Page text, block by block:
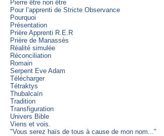
Pierre être non être
Pour l’apprenti de Stricte Observance
Pourquoi
Présentation
Prière Apprenti R.E.R
Prière de Manassès
Réalité simulée
Réconciliation
Romain
Serpent Eve Adam
Télécharger
Tétraktys
Thubalcaïn
Tradition
Transfiguration
Univers Bible
Viens et vois.
"Vous serez haïs de tous à cause de mon nom..."